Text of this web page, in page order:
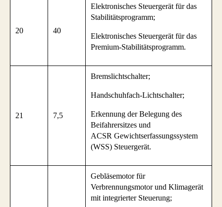
20 40
Elektronisches Steuergerät für das
Stabilitätsprogramm;
Elektronisches Steuergerät für das
Premium-Stabilitätsprogramm.
21 7,5
Bremslichtschalter;
Handschuhfach-Lichtschalter;
Erkennung der Belegung des
Beifahrersitzes und
ACSR Gewichtserfassungssystem
(WSS) Steuergerät.
Gebläsemotor für
Verbrennungsmotor und Klimagerät
mit integrierter Steuerung;